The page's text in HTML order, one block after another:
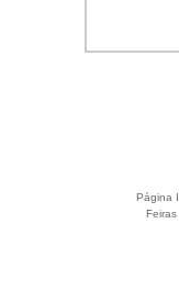
Página